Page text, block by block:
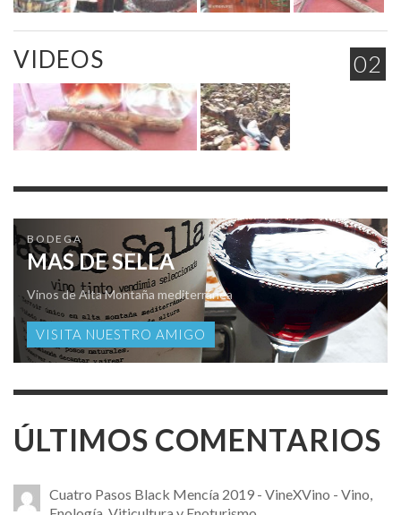
02
VIDEOS
BODEGA
MAS DE SELLA
Vinos de Alta Montaña mediterránea
VISITA NUESTRO AMIGO
ÚLTIMOS COMENTARIOS
Cuatro Pasos Black Mencía 2019 - VineXVino - Vino,